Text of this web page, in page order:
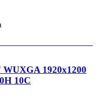
1920x1200
10C